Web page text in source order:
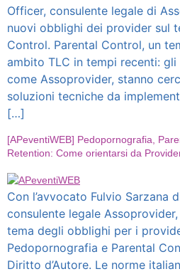
Officer, consulente legale di
nuovi obblighi dei provider sul
Control. Parental Control, un
ambito TLC in tempi recenti: gli
come Assoprovider, stanno
soluzioni tecniche da
[…]
[APeventiWEB] Pedopornografia,
Retention: Come orientarsi da
Con l’avvocato Fulvio Sarzana
consulente legale
tema degli obblighi per i
Pedopornografia e Parental
Diritto d’Autore. Le norme